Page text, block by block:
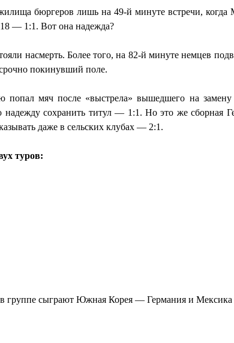
бюргеров лишь на 49-й минуте встречи,
— 1:1. Вот она надежда?
насмерть. Более того, на 82-й минуте немцев
покинувший поле.
попал мяч после «выстрела» вышедшего на
сохранить титул — 1:1. Но это же сборная
даже в сельских клубах — 2:1.
туров:
в группе сыграют Южная Корея — Германия и